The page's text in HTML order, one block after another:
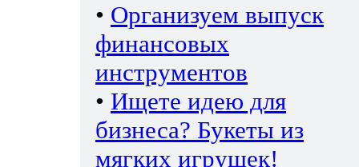
• Организуем выпуск
финансовых
инструментов
• Ищете идею для
бизнеса? Букеты из
мягких игрушек!